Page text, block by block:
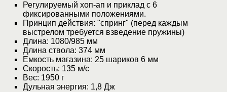
Регулируемый хоп-ап и приклад с 6
фиксированными положениями.
Принцип действия: "спринг" (перед каждым
выстрелом требуется взведение пружины)
Длина: 1080/985 мм
Длина ствола: 374 мм
Емкость магазина: 25 шариков 6 мм
Скорость: 135 м/c
Вес: 1950 г
Дульная энергия: 1,8 Дж